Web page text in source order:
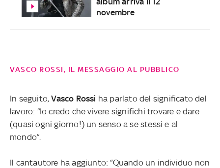
novembre
VASCO ROSSI, IL MESSAGGIO AL PUBBLICO
In seguito,Vasco Rossi ha parlato del significato del
lavoro: “Io credo che vivere significhi trovare e dare
(quasi ogni giorno!) un senso a se stessi e al
mondo”.
Il cantautore ha aggiunto: “Quando un individuo non